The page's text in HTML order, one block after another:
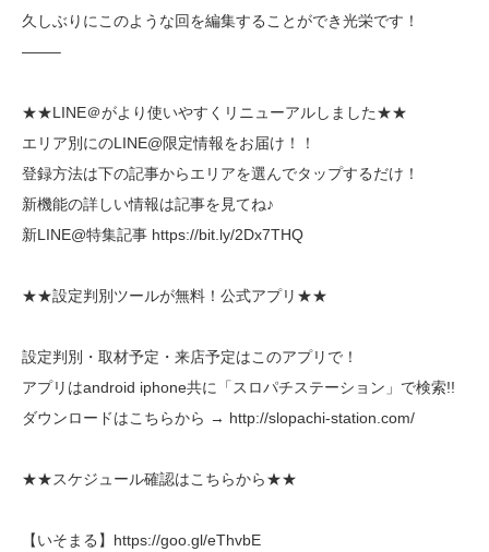
久しぶりにこのような回を編集することができ光栄です！
——–
★★LINE＠がより使いやすくリニューアルしました★★
エリア別にのLINE@限定情報をお届け！！
登録方法は下の記事からエリアを選んでタップするだけ！
新機能の詳しい情報は記事を見てね♪
新LINE@特集記事 https://bit.ly/2Dx7THQ
★★設定判別ツールが無料！公式アプリ★★
設定判別・取材予定・来店予定はこのアプリで！
アプリはandroid iphone共に「スロパチステーション」で検索!!
ダウンロードはこちらから → http://slopachi-station.com/
★★スケジュール確認はこちらから★★
【いそまる】https://goo.gl/eThvbE